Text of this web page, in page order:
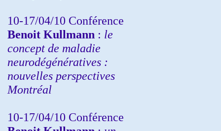
10-17/04/10 Conférence
Benoit Kullmann : le
concept de maladie
neurodégénératives :
nouvelles perspectives
Montréal
10-17/04/10 Conférence